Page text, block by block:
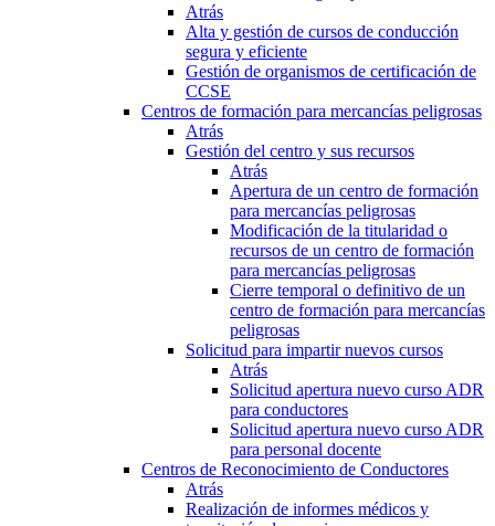
Atrás
Alta y gestión de cursos de conducción
segura y eficiente
Gestión de organismos de certificación de
CCSE
Centros de formación para mercancías peligrosas
Atrás
Gestión del centro y sus recursos
Atrás
Apertura de un centro de formación
para mercancías peligrosas
Modificación de la titularidad o
recursos de un centro de formación
para mercancías peligrosas
Cierre temporal o definitivo de un
centro de formación para mercancías
peligrosas
Solicitud para impartir nuevos cursos
Atrás
Solicitud apertura nuevo curso ADR
para conductores
Solicitud apertura nuevo curso ADR
para personal docente
Centros de Reconocimiento de Conductores
Atrás
Realización de informes médicos y